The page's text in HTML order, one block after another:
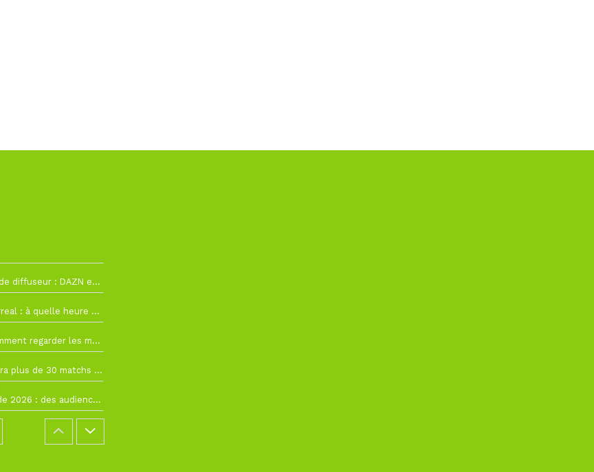
La Liga change de diffuseur : DAZN et Disney+ remplacent beIN Sports !
RC Lens – Villarreal : à quelle heure et sur quelle chaîne voir la finale de la Como Cup ?
Como Cup : comment regarder les matchs du RC Lens en direct ?
Ligue 1+ diffusera plus de 30 matchs amicaux avant la reprise de la Ligue 1
Coupe du monde 2026 : des audiences record, mais M6 devrait perdre très gros !